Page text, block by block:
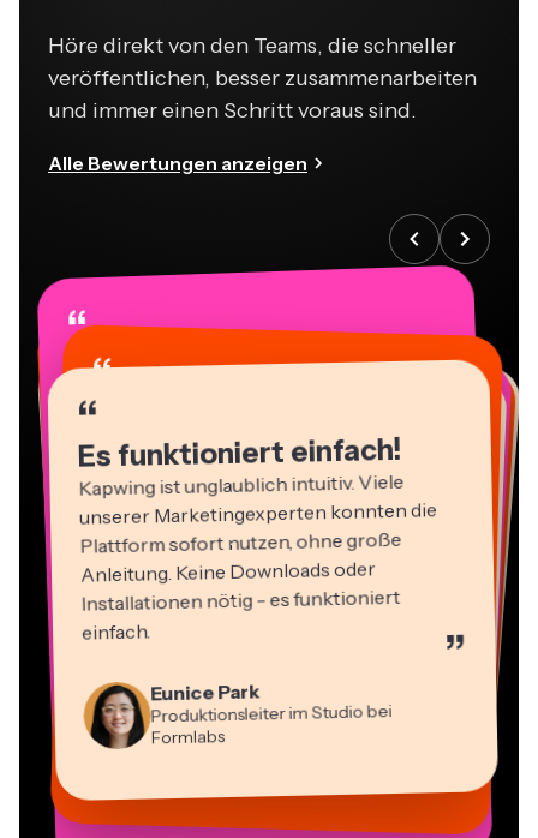
Höre direkt von den Teams, die schneller
veröffentlichen, besser zusammenarbeiten
und immer einen Schritt voraus sind.
Alle Bewertungen anzeigen
“
Es funktioniert einfach!
Kapwing ist unglaublich intuitiv. Viele
unserer Marketingexperten konnten die
Plattform sofort nutzen, ohne große
Anleitung. Keine Downloads oder
Installationen nötig - es funktioniert
einfach. ”
Eunice Park
Produktionsleiter im Studio bei
Formlabs
“
“
Mitbegründer bei
AuthentIQMarketing.com
Panos Papagapiou
Geschäftsführender Partner bei
EPATHLON
“
Kerry-lee Farla
Gracie Peng
“
Heidi Rae
Bildung
“
Natasha Ball
Berater
Mitch Rawlings
“
Dina Segovia
Virtueller Freelance-Mitarbeiter